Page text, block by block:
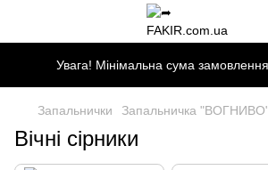
Увага! Мінімальна сума замовлення
Запальнички Запальничка
Вічні сірники